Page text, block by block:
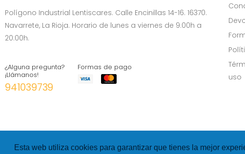
Esta web utiliza cookies para garantizar que tienes la mejor
Polígono Industrial Lentiscares. Calle Encinillas 14-16. 16370.
Navarrete, La Rioja. Horario de lunes a viernes de 9:00h a
20:00h.
¿Alguna pregunta?
¡Llámanos!
941039739
Formas de pago
uso
Hexer- All rights Reserved